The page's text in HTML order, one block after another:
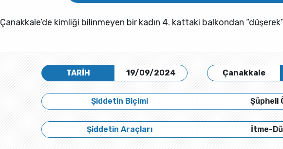
Çanakkale’de kimliği bilinmeyen bir kadın 4. kattaki balkondan
TARİH 19/09/2024 Çanakkale
Şiddetin Biçimi Şüpheli
Şiddetin Araçları İtme-